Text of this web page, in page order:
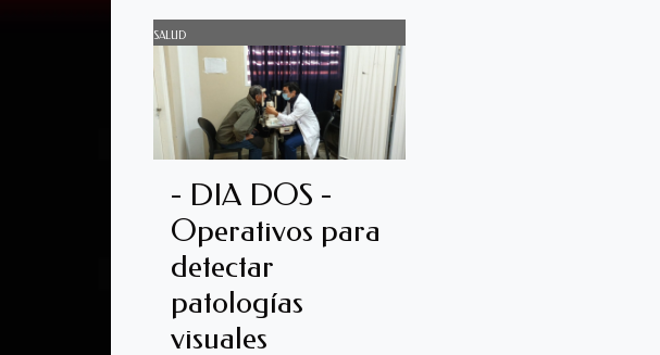
SALUD
- DIA DOS -
Operativos para
detectar
patologías
visuales